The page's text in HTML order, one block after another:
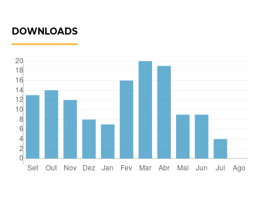
DOWNLOADS